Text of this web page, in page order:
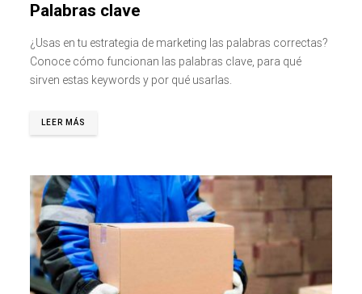
Palabras clave
¿Usas en tu estrategia de marketing las palabras correctas?
Conoce cómo funcionan las palabras clave, para qué
sirven estas keywords y por qué usarlas.
LEER MÁS